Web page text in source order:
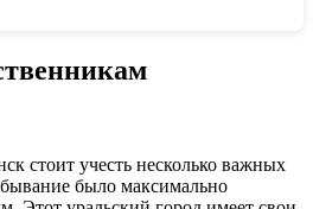
стоит учесть несколько важных
было максимально